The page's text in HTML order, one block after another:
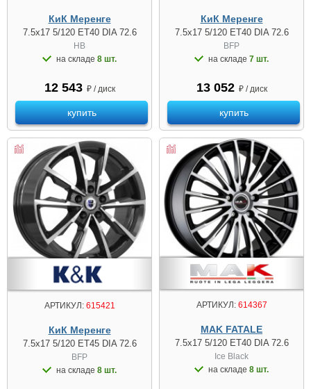
КиК Меренге
7.5x17 5/120 ET40 DIA 72.6
HB
на складе 8 шт.
12 543 ₽ / диск
купить
КиК Меренге
7.5x17 5/120 ET40 DIA 72.6
BFP
на складе 7 шт.
13 052 ₽ / диск
купить
АРТИКУЛ:615421
КиК Меренге
7.5x17 5/120 ET45 DIA 72.6
BFP
на складе 8 шт.
АРТИКУЛ:614367
MAK FATALE
7.5x17 5/120 ET40 DIA 72.6
Ice Black
на складе 8 шт.